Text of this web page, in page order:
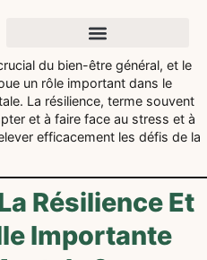
du bien-être général, et le
un rôle important dans le
La résilience, terme souvent
et à faire face au stress et à
efficacement les défis de la
Résilience Et
Importante